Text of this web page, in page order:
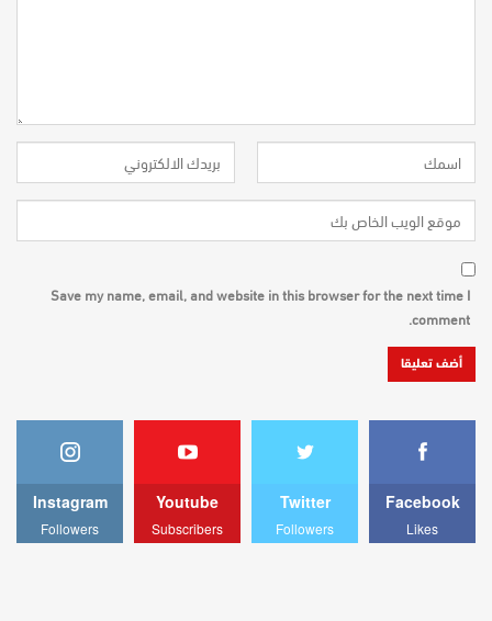
Save my name, email, and website in this browser for the next time I
comment.
Facebook
Likes
Twitter
Followers
Youtube
Subscribers
Instagram
Followers